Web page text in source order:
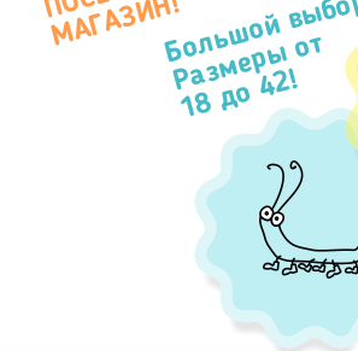
П
Н!Большой
Размеры от
18 до 42!